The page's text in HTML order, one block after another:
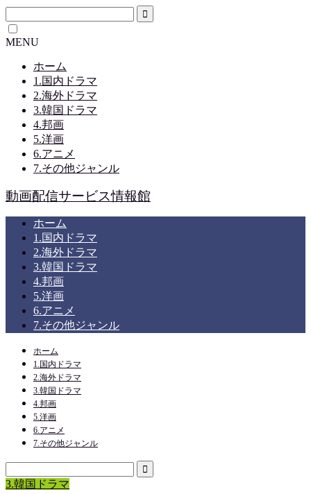
MENU
ホーム
1.国内ドラマ
2.海外ドラマ
3.韓国ドラマ
4.邦画
5.洋画
6.アニメ
7.その他ジャンル
動画配信サービス情報館
ホーム
1.国内ドラマ
2.海外ドラマ
3.韓国ドラマ
4.邦画
5.洋画
6.アニメ
7.その他ジャンル
ホーム
1.国内ドラマ
2.海外ドラマ
3.韓国ドラマ
4.邦画
5.洋画
6.アニメ
7.その他ジャンル
3.韓国ドラマ